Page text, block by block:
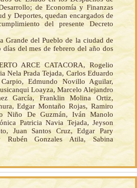
de Economía y Finanzas
y Deportes, quedan encargados de
del presente Decreto
Grande del Pueblo de la ciudad de
días del mes de febrero del año dos
ARCE CATACORA, Rogelio
Nela Prada Tejada, Carlos Eduardo
Edmundo Novillo Aguilar,
Loayza, Marcelo Alejandro
García, Franklin Molina Ortiz,
Edgar Montaño Rojas, Ramiro
Niño De Guzmán, Iván Manolo
Patricia Navia Tejada, Jeyson
Juan Santos Cruz, Edgar Pary
Rubén Gonzales Atila, Sabina